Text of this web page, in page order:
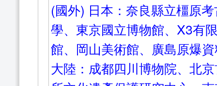
(國外) 日本：奈良縣立橿原
學、東京國立博物館、X3有
館、岡山美術館、廣島原爆
大陸：成都四川博物院、北